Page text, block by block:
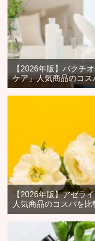
【2026年版】バクチ
ケア」人気商品のコス
【2026年版】アゼラ
人気商品のコスパを比